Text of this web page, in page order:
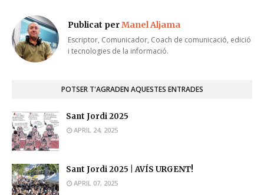
Publicat perManel Aljama
Escriptor, Comunicador, Coach de comunicació, edició
i tecnologies de la informació.
POTSER T'AGRADEN AQUESTES ENTRADES
Sant Jordi 2025
APRIL 24, 2025
Sant Jordi 2025 | AVÍS URGENT!
APRIL 07, 2025